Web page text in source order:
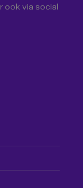
ook via social